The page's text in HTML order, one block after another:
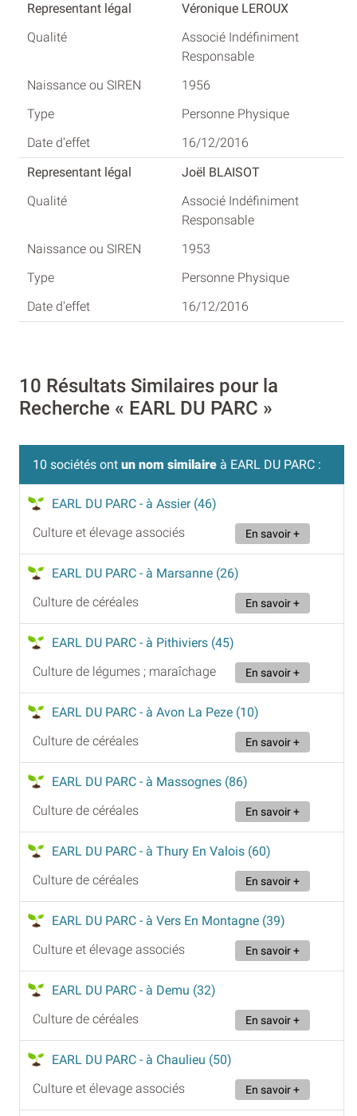
Véronique LEROUX
Associé Indéfiniment
Responsable
1956
Personne Physique
16/12/2016
Joël BLAISOT
Associé Indéfiniment
Responsable
1953
Personne Physique
16/12/2016
10 Résultats Similaires pour la
Recherche « EARL DU PARC »
10 sociétés ont un nom similaire à EARL DU PARC :
EARL DU PARC - à Assier (46)
Culture et élevage associés
En savoir +
EARL DU PARC - à Marsanne (26)
Culture de céréales
En savoir +
EARL DU PARC - à Pithiviers (45)
Culture de légumes ; maraîchage
En savoir +
EARL DU PARC - à Avon La Peze (10)
Culture de céréales
En savoir +
EARL DU PARC - à Massognes (86)
Culture de céréales
En savoir +
EARL DU PARC - à Thury En Valois (60)
Culture de céréales
En savoir +
EARL DU PARC - à Vers En Montagne (39)
Culture et élevage associés
En savoir +
EARL DU PARC - à Demu (32)
Culture de céréales
En savoir +
EARL DU PARC - à Chaulieu (50)
Culture et élevage associés
En savoir +